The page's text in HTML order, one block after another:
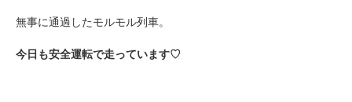
無事に通過したモルモル列車。
今日も安全運転で走っています♡